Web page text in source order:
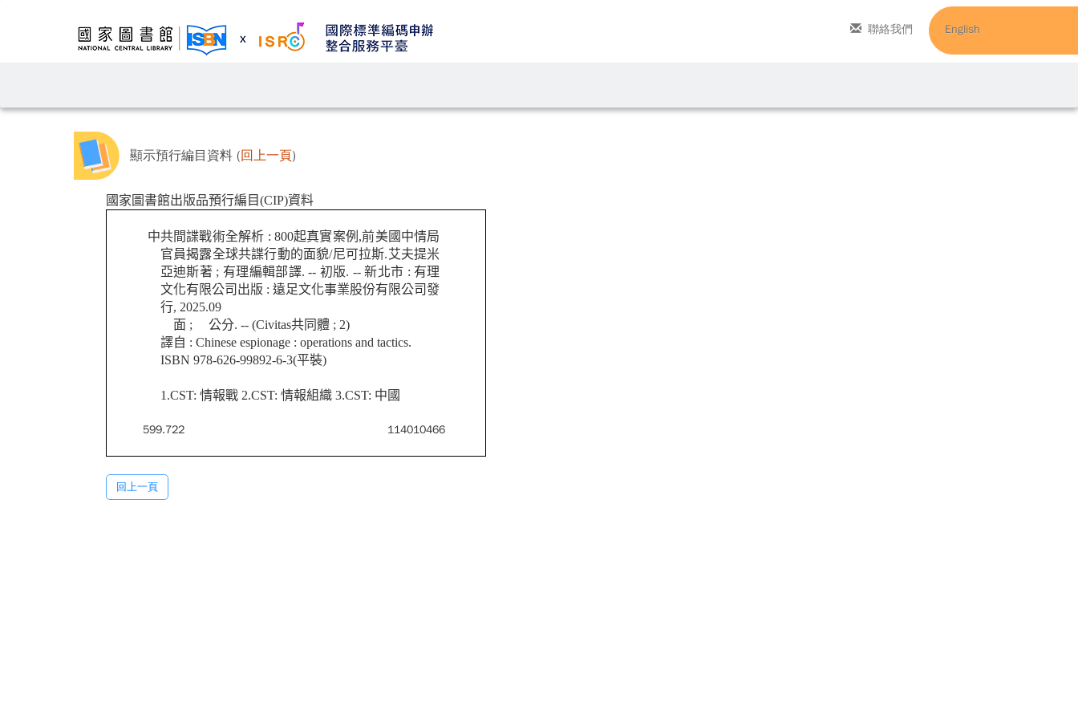
聯絡我們 English
顯示預行編目資料 (回上一頁)
國家圖書館出版品預行編目(CIP)資料
中共間諜戰術全解析 : 800起真實案例,前美國中情局
官員揭露全球共諜行動的面貌/尼可拉斯.艾夫提米
亞迪斯著 ; 有理編輯部譯. -- 初版. -- 新北市 : 有理
文化有限公司出版 : 遠足文化事業股份有限公司發
行, 2025.09
面 ; 公分. -- (Civitas共同體 ; 2)
譯自 : Chinese espionage : operations and tactics.
ISBN 978-626-99892-6-3(平裝)
1.CST: 情報戰 2.CST: 情報組織 3.CST: 中國
599.722 114010466
回上一頁